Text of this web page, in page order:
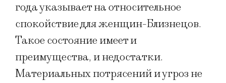
года указывает на относительное
спокойствие для женщин-Близнецов.
Такое состояние имеет и
преимущества, и недостатки.
Материальных потрясений и угроз не